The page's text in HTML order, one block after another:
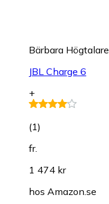
Bärbara Högtalare
JBL Charge 6
+
(1)
fr.
1 474 kr
hos Amazon.se